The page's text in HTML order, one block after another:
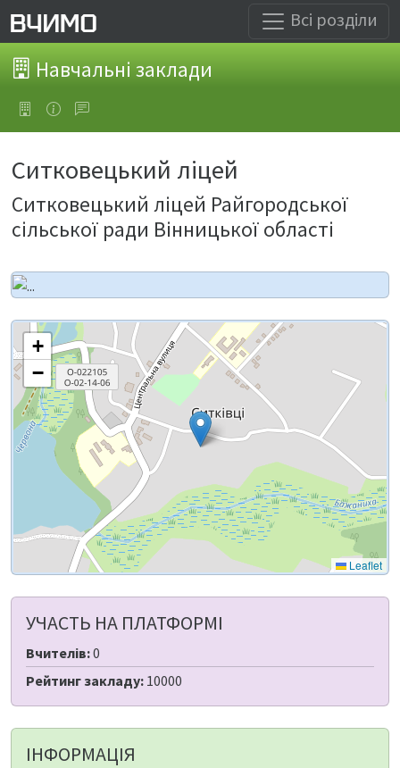
Всі розділи
Навчальні заклади
Ситковецький ліцей
Ситковецький ліцей Райгородської
сільської ради Вінницької області
+
−
Leaflet
УЧАСТЬ НА ПЛАТФОРМІ
Вчителів:0
Рейтинг закладу: 10000
ІНФОРМАЦІЯ